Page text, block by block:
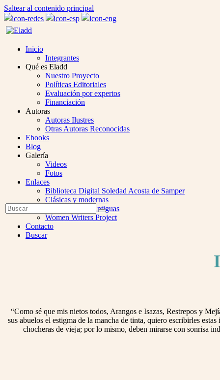
Saltear al contenido principal
Inicio
Integrantes
Qué es Eladd
Nuestro Proyecto
Políticas Editoriales
Evaluación por expertos
Financiación
Autoras
Autoras Ilustres
Otras Autoras Reconocidas
Ebooks
Blog
Galería
Videos
Fotos
Enlaces
Biblioteca Digital Soledad Acosta de Samper
Clásicas y modernas
Colección Las Antiguas
Women Writers Project
Contacto
Buscar
Open
Mobile
Menu
Buscar
Enviar
“Como sé que mis nietos todos, Arangos e Isazas, Restrepos y
sus abuelos el estigma de la mancha de tinta, quiero escribirles
chocheras de vieja; por lo mismo, deben mirarse con sonrisa